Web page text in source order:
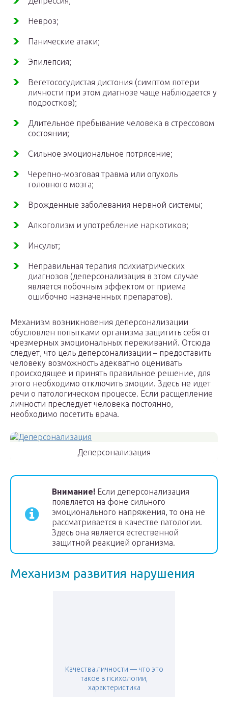
Невроз;
Панические атаки;
Эпилепсия;
Вегетососудистая дистония (симптом потери
личности при этом диагнозе чаще наблюдается у
подростков);
Длительное пребывание человека в стрессовом
состоянии;
Сильное эмоциональное потрясение;
Черепно-мозговая травма или опухоль
головного мозга;
Врожденные заболевания нервной системы;
Алкоголизм и употребление наркотиков;
Инсульт;
Неправильная терапия психиатрических
диагнозов (деперсонализация в этом случае
является побочным эффектом от приема
ошибочно назначенных препаратов).
Механизм возникновения деперсонализации
обусловлен попытками организма защитить себя от
чрезмерных эмоциональных переживаний. Отсюда
следует, что цель деперсонализации – предоставить
человеку возможность адекватно оценивать
происходящее и принять правильное решение, для
этого необходимо отключить эмоции. Здесь не идет
речи о патологическом процессе. Если расщепление
личности преследует человека постоянно,
необходимо посетить врача.
Деперсонализация
Внимание! Если деперсонализация
появляется на фоне сильного
эмоционального напряжения, то она не
рассматривается в качестве патологии.
Здесь она является естественной
защитной реакцией организма.
Механизм развития нарушения
Качества личности — что это
такое в психологии,
характеристика